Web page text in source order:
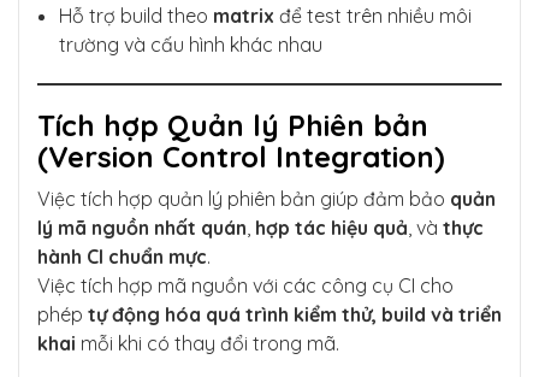
Hỗ trợ build theo matrix để test trên nhiều môi
trường và cấu hình khác nhau
Tích hợp Quản lý Phiên bản
(Version Control Integration)
Việc tích hợp quản lý phiên bản giúp đảm bảo quản
lý mã nguồn nhất quán hợp tác hiệu quả , và thực
hành CI chuẩn mực.
Việc tích hợp mã nguồn với các công cụ CI cho
phép tự động hóa quá trình kiểm thử, build và triển
khai mỗi khi có thay đổi trong mã.